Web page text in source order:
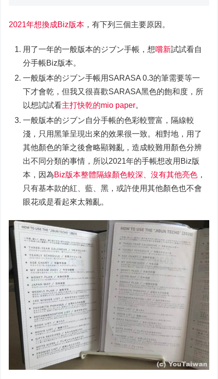
2021年想換成Biz版本 ，有下列三個主要原因。
用了一年的一般版本的ジブン⼿帳，想嚐新試試看自
分手帳Biz版本。
一般版本的ジブン⼿帳用SARASA 0.3的筆需要等一
下才會乾，但我又很喜歡SARASA黑色的飽和度，所
以想試試看主打快乾的mio paper。
一般版本的ジブン自分手帳的色彩較豐富，隔線較
淺，只用黑筆呈現出來的效果很一致。相對地，用了
其他顏色的筆之後會略顯雜亂，造成較難用顏色分辨
出不同分類的事情，所以2021年的手帳想改用Biz版
本，因為Biz版本整體隔線顏色較深、沒有其他亮色 ，
只有基本款的紅、藍、黑，或許使用其他顏色也不會
眼花或是看起來太雜亂。